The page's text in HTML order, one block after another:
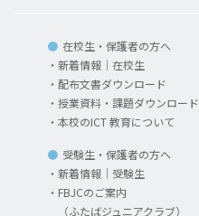
在校生・保護者の方へ
新着情報｜在校生
配布文書ダウンロード
授業資料・課題ダウンロード
本校のICT 教育について
受験生・保護者の方へ
新着情報｜受験生
FBJCのご案内
（ふたばジュニアクラブ）